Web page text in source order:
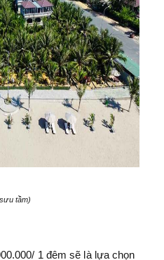
tầm)
1 đêm sẽ là lựa chọn